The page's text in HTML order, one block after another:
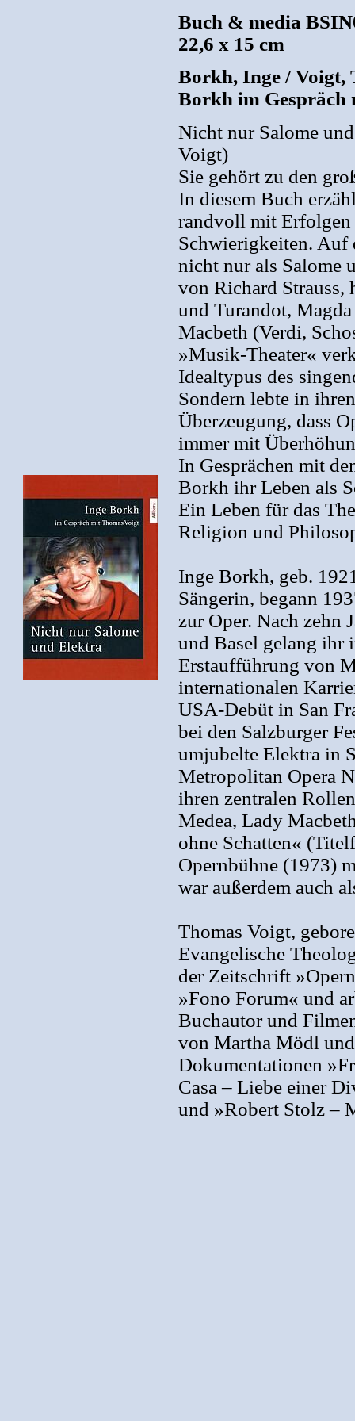
Buch & media
22,6 x 15 cm
Borkh, Inge / Voigt,
Borkh im Gespräch
Nicht nur Salome
Voigt)
Sie gehört zu den
In diesem Buch
randvoll mit Erfolgen
Schwierigkeiten. Auf
nicht nur als Salome
von Richard Strauss,
und Turandot,
Macbeth (Verdi,
»Musik-Theater«
Idealtypus des
Sondern lebte in
Überzeugung, dass
immer mit
In Gesprächen mit
Borkh ihr Leben als
Ein Leben für das
Religion und
Inge Borkh, geb.
Sängerin, begann
zur Oper. Nach zehn
und Basel gelang ihr
Erstaufführung von
internationalen
USA-Debüt in San
bei den Salzburger
umjubelte Elektra in
Metropolitan Opera
ihren zentralen
Medea, Lady
ohne Schatten«
Opernbühne (1973)
war außerdem auch
Thomas Voigt,
Evangelische
der Zeitschrift
»Fono Forum« und
Buchautor und
von Martha Mödl
Dokumentationen
Casa – Liebe einer
und »Robert Stolz –